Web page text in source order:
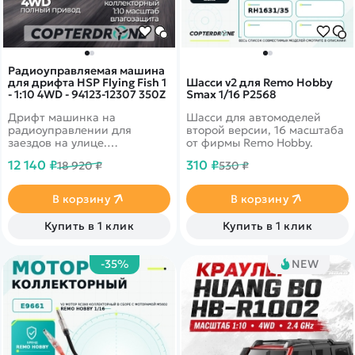
Шасси v2 для Remo Hobby
Smax 1/16 P2568
Шасси для автомоделей
второй версии, 16 масштаба
от фирмы Remo Hobby.
310 ₽530 ₽
В корзину
Купить в 1 клик
Радиоуправляемая машина
для дрифта HSP Flying Fish 1
- 1:10 4WD - 94123-12307 350Z
Дрифт машинка на
радиоуправлении для
заездов на улице.
2000mAh аккумулятор.
колеса. Автомобиль снабжен
полным приводом 4WD и
специальными колесами.
Кузов 350Z
12 140 ₽18 920 ₽
В корзину
Купить в 1 клик
-35% NEW